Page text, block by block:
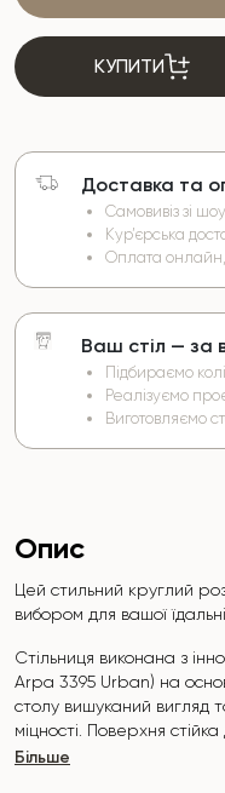
КУПИТИ
Доставка та
Самовивіз зі
Кур’єрська
Оплата
Ваш стіл — за
Підбираємо
Реалізуємо
Виготовляємо
Опис
Цей стильний круглий
вибором для вашої їдальні
Стільниця виконана з
Arpa 3395 Urban) на
столу вишуканий вигляд
міцності. Поверхня
не вбирає такі
Більше